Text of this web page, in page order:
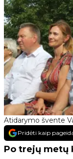
Atidarymo švente
Pridėti kaip
Po trejų metų